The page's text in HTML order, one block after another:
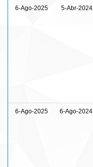
6-Ago-2025 5-Abr-2024
6-Ago-2025 6-Ago-2024